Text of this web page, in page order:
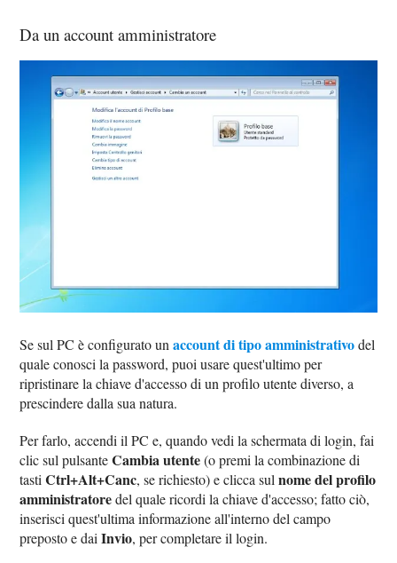
Da un account amministratore
Se sul PC è configurato unaccount di tipo amministrativodel
quale conosci la password, puoi usare quest'ultimo per
ripristinare la chiave d'accesso di un profilo utente diverso, a
prescindere dalla sua natura.
Per farlo, accendi il PC e, quando vedi la schermata di login, fai
clic sul pulsanteCambia utente(o premi la combinazione di
tastiCtrl+Alt+Canc, se richiesto) e clicca sulnome del profilo
amministratoredel quale ricordi la chiave d'accesso; fatto ciò,
inserisci quest'ultima informazione all'interno del campo
preposto e daiInvio, per completare il login.